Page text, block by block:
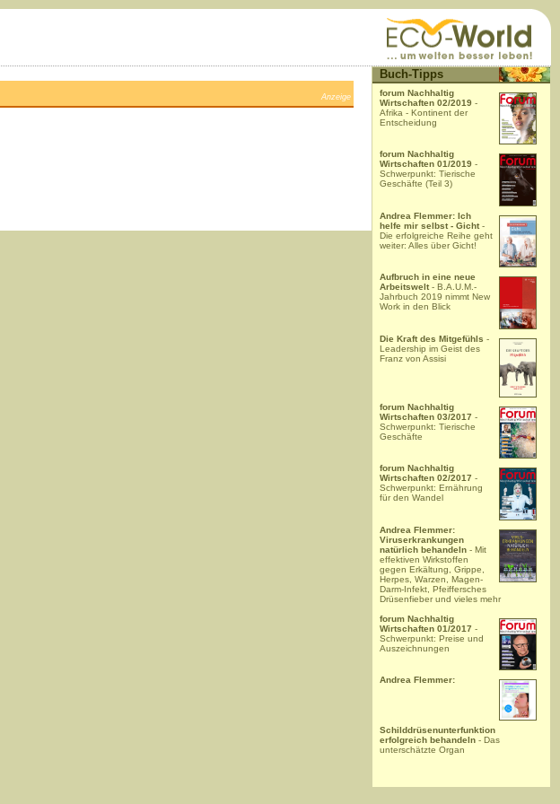
Anzeige
Buch-Tipps
forum Nachhaltig
Wirtschaften 02/2019 -
Afrika - Kontinent der
Entscheidung
forum Nachhaltig
Wirtschaften 01/2019 -
Schwerpunkt: Tierische
Geschäfte (Teil 3)
Andrea Flemmer: Ich
helfe mir selbst - Gicht -
Die erfolgreiche Reihe geht
weiter: Alles über Gicht!
Aufbruch in eine neue
Arbeitswelt - B.A.U.M.-
Jahrbuch 2019 nimmt New
Work in den Blick
Die Kraft des Mitgefühls -
Leadership im Geist des
Franz von Assisi
forum Nachhaltig
Wirtschaften 03/2017 -
Schwerpunkt: Tierische
Geschäfte
forum Nachhaltig
Wirtschaften 02/2017 -
Schwerpunkt: Ernährung
für den Wandel
Andrea Flemmer:
Viruserkrankungen
natürlich behandeln - Mit
effektiven Wirkstoffen
gegen Erkältung, Grippe,
Herpes, Warzen, Magen-
Darm-Infekt, Pfeiffersches
Drüsenfieber und vieles mehr
forum Nachhaltig
Wirtschaften 01/2017 -
Schwerpunkt: Preise und
Auszeichnungen
Andrea Flemmer:
Schilddrüsenunterfunktion
erfolgreich behandeln - Das
unterschätzte Organ